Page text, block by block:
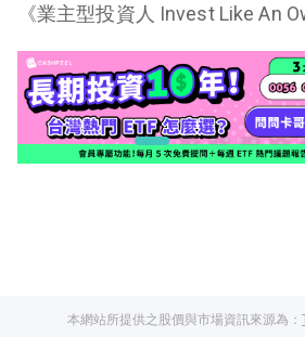
《業主型投資人 Invest Like An
本網站所提供之股價與市場資訊來源為：